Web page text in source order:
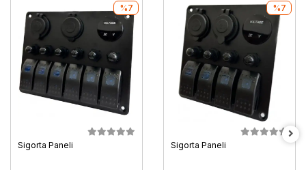
Sigorta Paneli
%7
Sigorta Paneli
%7